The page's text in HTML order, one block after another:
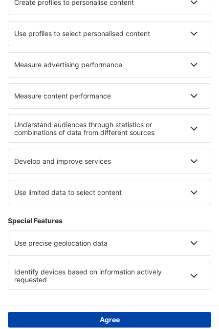
Hotels Vrabtsite Hotels in Oullins
Hotels auf Sylt Hotels am Bodensee
Hotels am Chiemsee Hotels in Belize
Hotels an der Makarska Riviera
Hotels in Nationalpark Babia Góra
Hotels in Warmian-Masurian